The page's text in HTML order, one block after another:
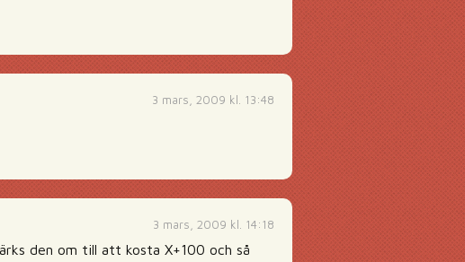
3 mars, 2009 kl. 13:48
3 mars, 2009 kl. 14:18
den om till att kosta X+100 och så